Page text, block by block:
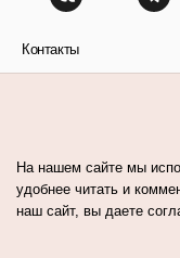
Контакты
На нашем сайте мы
удобнее читать и
наш сайт, вы даете